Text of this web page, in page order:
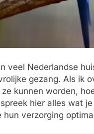
veel Nederlandse
gezang. Als ik
kunnen worden,
hier alles wat
verzorging